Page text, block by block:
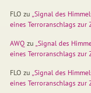
FLO zu „Signal des
eines Terroranschlags zur
AWQ zu „Signal des
eines Terroranschlags zur
FLO zu „Signal des
eines Terroranschlags zur